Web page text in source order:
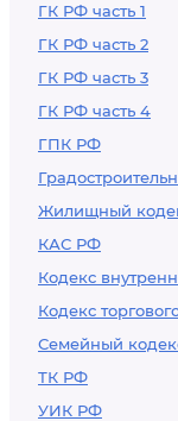
ГК РФ часть 1
ГК РФ часть 2
ГК РФ часть 3
ГК РФ часть 4
ГПК РФ
Жилищный
КАС РФ
Кодекс
Кодекс
Семейный
ТК РФ
УИК РФ